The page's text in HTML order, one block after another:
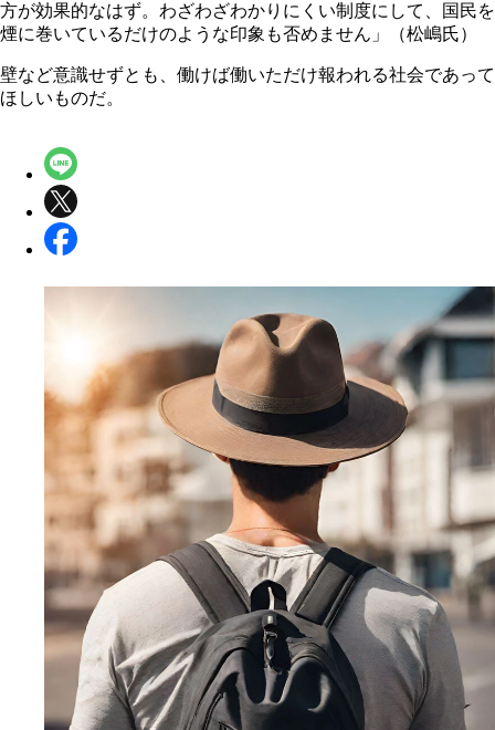
方が効果的なはず。わざわざわかりにくい制度にして、国民を
煙に巻いているだけのような印象も否めません」（松嶋氏）
壁など意識せずとも、働けば働いただけ報われる社会であって
ほしいものだ。